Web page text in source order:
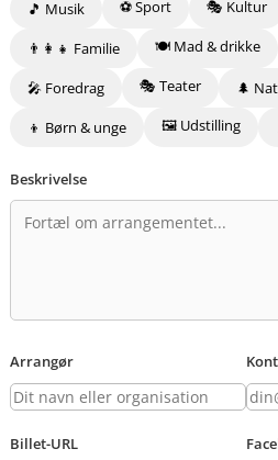
🎵 Musik ⚽ Sport 🎭 Kultur
👨‍👩‍👧 Familie
🍽️ Mad & drikke
🎤 Foredrag 🎭 Teater 🌲
👦 Børn & unge 🖼️ Udstilling
Beskrivelse
Arrangør
Billet-URL